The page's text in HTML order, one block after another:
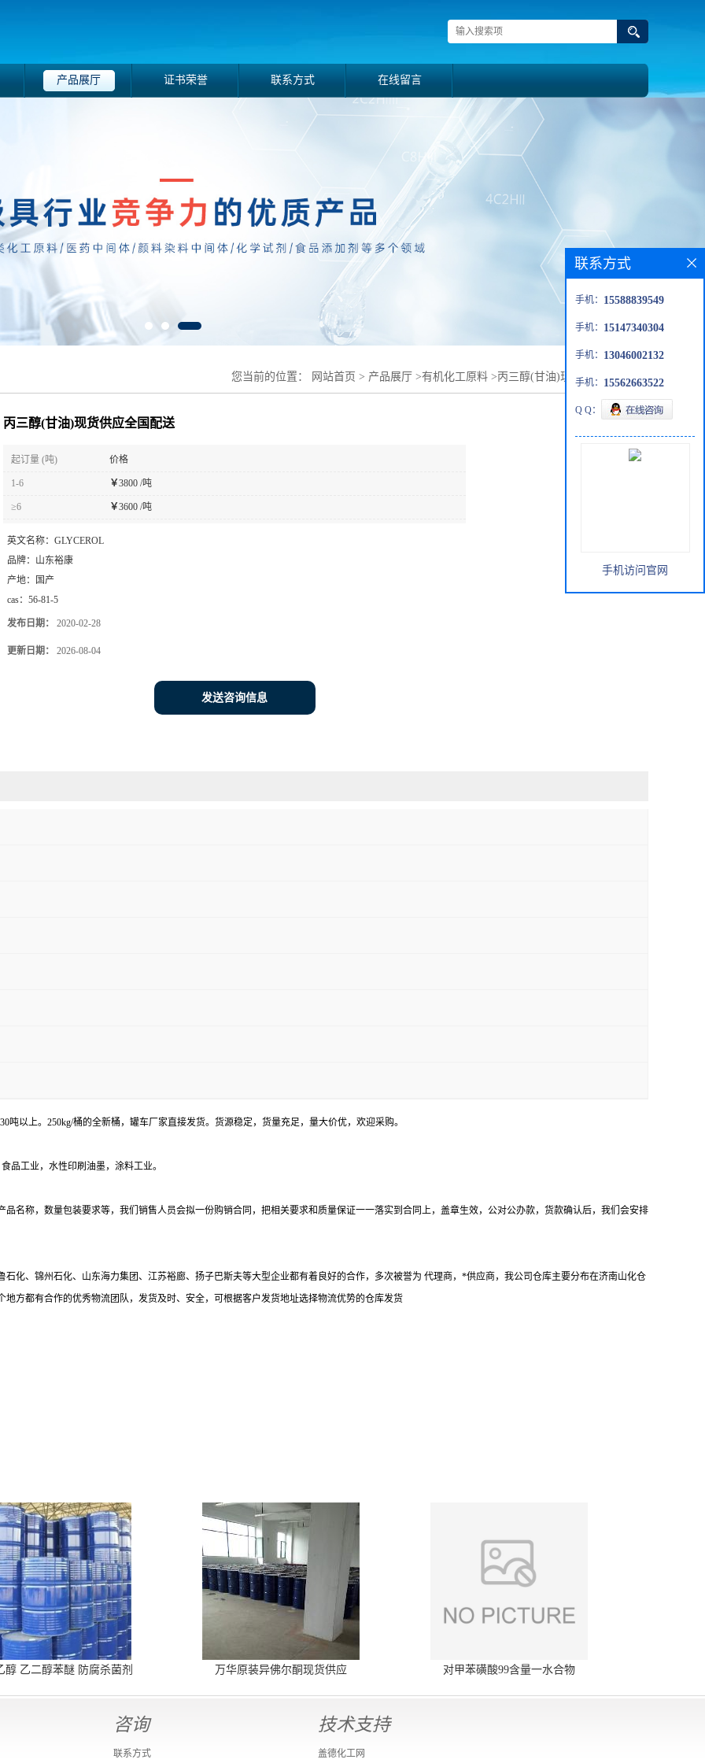
产品展厅 证书荣誉 联系方式 在线留言
您当前的位置： 网站首页 > 产品展厅 >有机化工原料 >丙三醇(甘油)现货供应全国配送
丙三醇(甘油)现货供应全国配送
起订量 (吨) 价格
1-6 ￥3800 /吨
≥6 ￥3600 /吨
英文名称： GLYCEROL
品牌： 山东裕康
产地：
国产
cas： 56-81-5
发布日期： 2020-02-28
更新日期： 2026-08-04
发送咨询信息
以上。250kg/桶的全新桶，罐车厂家直接发货。货源稳定，货量充足，量大价优，欢迎采购。
品工业，水性印刷油墨，涂料工业。
名称，数量包装要求等，我们销售人员会拟一份购销合同，把相关要求和质量保证一一落实到合同上，盖章生效，公对公办款，货款确认后，我们会安排
化、锦州石化、山东海力集团、江苏裕廊、扬子巴斯夫等大型企业都有着良好的合作，多次被誉为 代理商，*供应商，我公司仓库主要分布在济南山化仓
方都有合作的优秀物流团队，发货及时、安全，可根据客户发货地址选择物流优势的仓库发货
醇 乙二醇苯醚 防腐杀菌剂 万华原装异佛尔酮现货供应 对甲苯磺酸99含量一水合物
联系方式
手机： 15588839549
手机： 15147340304
手机： 13046002132
手机： 15562663522
Q Q：
手机访问官网
咨询
联系方式
技术支持
盖德化工网